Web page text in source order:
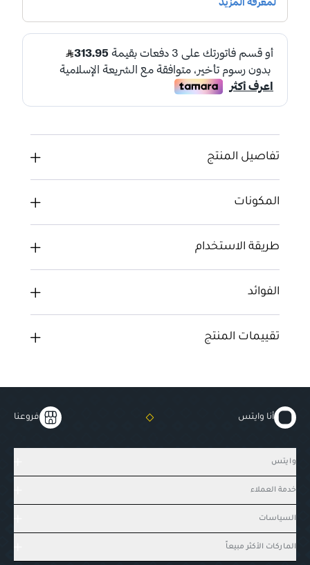
تفاصيل المنتج
المكونات
طريقة الاستخدام
الفوائد
تقييمات المنتج
أنا وايتس فروعنا
وايتس
خدمة العملاء
السياسات
الماركات الأكثر مبيعاً